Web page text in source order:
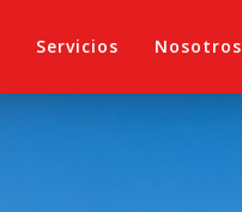
Servicios Nosotros